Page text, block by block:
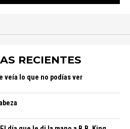
RECIENTES
veía lo que no podías ver